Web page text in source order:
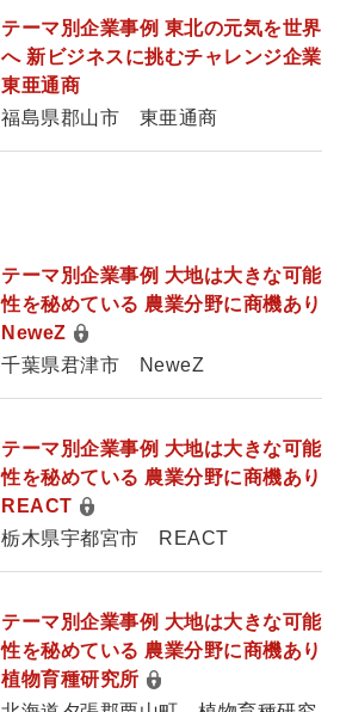
テーマ別企業事例 東北の元気を世界
へ 新ビジネスに挑むチャレンジ企業
東亜通商
福島県郡山市 東亜通商
テーマ別企業事例 大地は大きな可能
性を秘めている 農業分野に商機あり
NeweZ
千葉県君津市 NeweZ
テーマ別企業事例 大地は大きな可能
性を秘めている 農業分野に商機あり
REACT
栃木県宇都宮市 REACT
テーマ別企業事例 大地は大きな可能
性を秘めている 農業分野に商機あり
植物育種研究所